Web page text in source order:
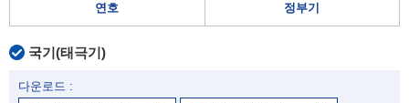
연호 정부기
국기(태극기)
다운로드 :